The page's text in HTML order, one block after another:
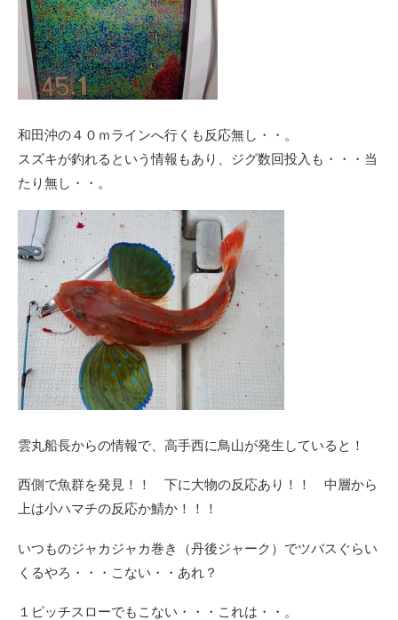
和田沖の４０ｍラインへ行くも反応無し・・。
スズキが釣れるという情報もあり、ジグ数回投入も・・・当
たり無し・・。
雲丸船長からの情報で、高手西に鳥山が発生していると！
西側で魚群を発見！！ 下に大物の反応あり！！ 中層から
上は小ハマチの反応か鯖か！！！
いつものジャカジャカ巻き（丹後ジャーク）でツバスぐらい
くるやろ・・・こない・・あれ？
１ピッチスローでもこない・・・これは・・。